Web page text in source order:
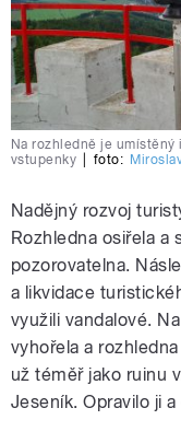
Na rozhledně je
vstupenky
foto:
Nadějný rozvoj
Rozhledna osiřela a
pozorovatelna.
a likvidace
využili vandalové.
vyhořela a
už téměř jako ruinu
Jeseník. Opravilo ji